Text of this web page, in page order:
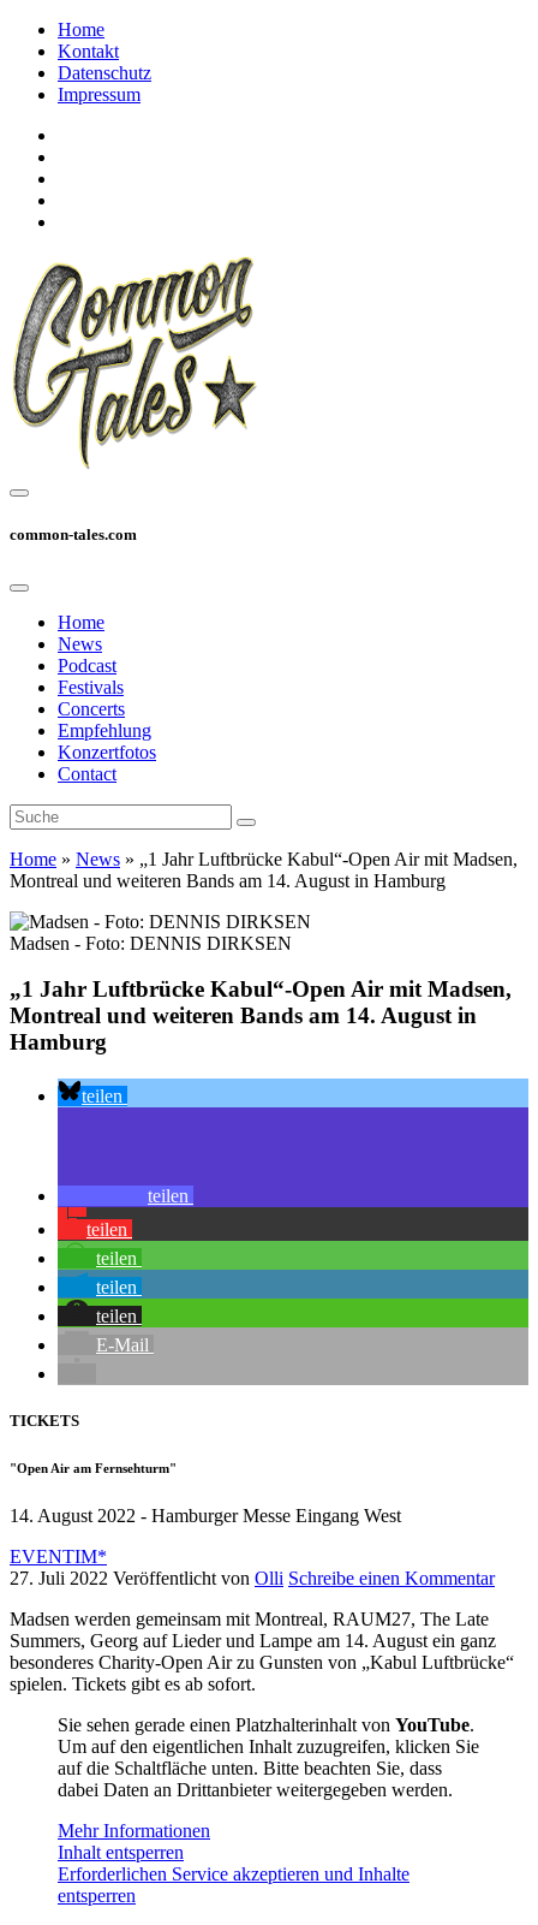
Home
Kontakt
Datenschutz
Impressum
common-tales.com
Home
News
Podcast
Festivals
Concerts
Empfehlung
Konzertfotos
Contact
Home » News » „1 Jahr Luftbrücke Kabul“-Open Air mit Madsen,
Montreal und weiteren Bands am 14. August in Hamburg
Madsen - Foto: DENNIS DIRKSEN
„1 Jahr Luftbrücke Kabul“-Open Air mit Madsen,
Montreal und weiteren Bands am 14. August in
Hamburg
teilen
teilen
teilen
teilen
teilen
teilen
E-Mail
TICKETS
"Open Air am Fernsehturm"
14. August 2022 - Hamburger Messe Eingang West
EVENTIM*
27. Juli 2022 Veröffentlicht von Olli Schreibe einen Kommentar
Madsen werden gemeinsam mit Montreal, RAUM27, The Late
Summers, Georg auf Lieder und Lampe am 14. August ein ganz
besonderes Charity-Open Air zu Gunsten von „Kabul Luftbrücke“
spielen. Tickets gibt es ab sofort.
Sie sehen gerade einen Platzhalterinhalt von YouTube.
Um auf den eigentlichen Inhalt zuzugreifen, klicken Sie
auf die Schaltfläche unten. Bitte beachten Sie, dass
dabei Daten an Drittanbieter weitergegeben werden.
Mehr Informationen
Inhalt entsperren
Erforderlichen Service akzeptieren und Inhalte
entsperren